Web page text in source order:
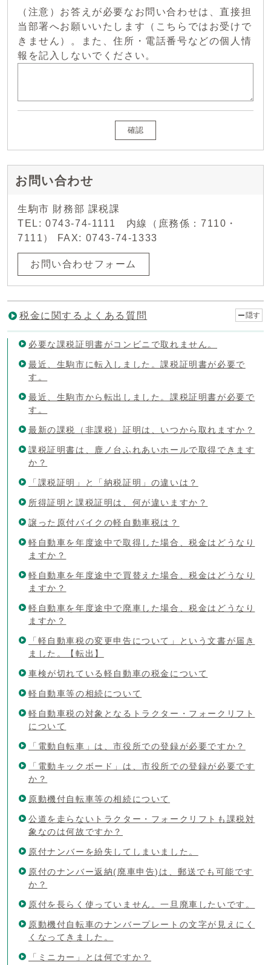
（注意）お答えが必要なお問い合わせは、直接担
当部署へお願いいたします（こちらではお受けで
きません）。また、住所・電話番号などの個人情
報を記入しないでください。
確認
お問い合わせ
生駒市 財務部 課税課
TEL: 0743-74-1111 内線（庶務係：7110・
7111） FAX: 0743-74-1333
お問い合わせフォーム
税金に関するよくある質問 隠す
必要な課税証明書がコンビニで取れません。
最近、生駒市に転入しました。課税証明書が必要で
す。
最近、生駒市から転出しました。課税証明書が必要で
す。
最新の課税（非課税）証明は、いつから取れますか？
課税証明書は、鹿ノ台ふれあいホールで取得できます
か？
「課税証明」と「納税証明」の違いは？
所得証明と課税証明は、何が違いますか？
譲った原付バイクの軽自動車税は？
軽自動車を年度途中で取得した場合、税金はどうなり
ますか？
軽自動車を年度途中で買替えた場合、税金はどうなり
ますか？
軽自動車を年度途中で廃車した場合、税金はどうなり
ますか？
「軽自動車税の変更申告について」という文書が届き
ました。【転出】
車検が切れている軽自動車の税金について
軽自動車等の相続について
軽自動車税の対象となるトラクター・フォークリフト
について
「電動自転車」は、市役所での登録が必要ですか？
「電動キックボード」は、市役所での登録が必要です
か？
原動機付自転車等の相続について
公道を走らないトラクター・フォークリフトも課税対
象なのは何故ですか？
原付ナンバーを紛失してしまいました。
原付のナンバー返納(廃車申告)は、郵送でも可能です
か？
原付を長らく使っていません。一旦廃車したいです。
原動機付自転車のナンバープレートの文字が見えにく
くなってきました。
「ミニカー」とは何ですか？